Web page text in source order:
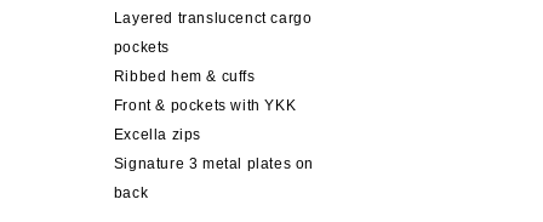
Layered translucenct cargo
pockets
Ribbed hem & cuffs
Front & pockets with YKK
Excella zips
Signature 3 metal plates on
back